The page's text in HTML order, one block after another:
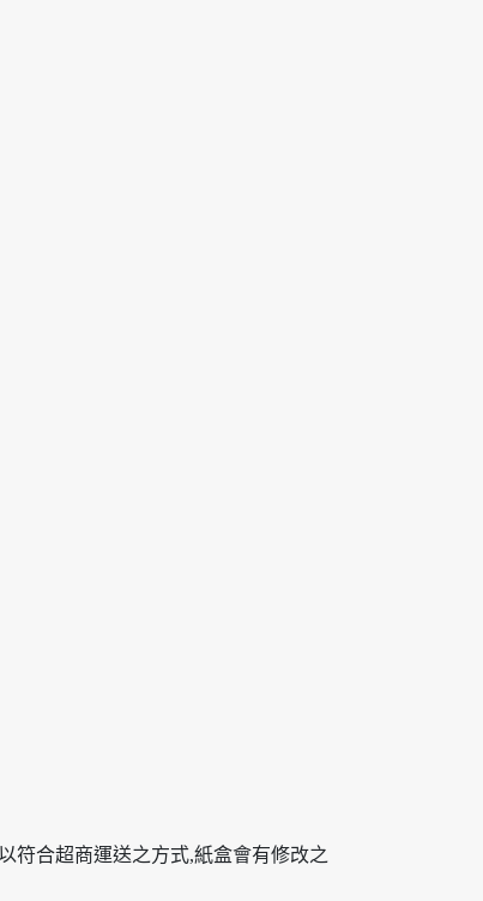
符合超商運送之方式,紙盒會有修改之